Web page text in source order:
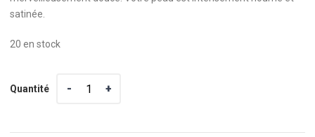
satinée.
20 en stock
Quantité